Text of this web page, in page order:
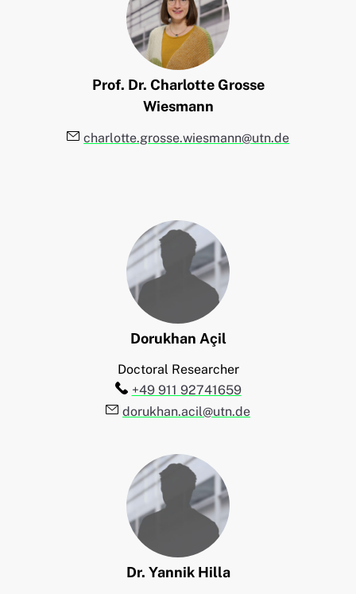
Prof. Dr. Charlotte Grosse
Wiesmann
E-Mail:
charlotte.grosse.wiesmann@utn.de
Dorukhan Açil
Doctoral Researcher
Telefon:
+49 911 92741659
E-Mail:
dorukhan.acil@utn.de
Dr. Yannik Hilla